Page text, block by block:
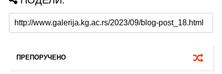
ПРЕПОРУЧЕНО